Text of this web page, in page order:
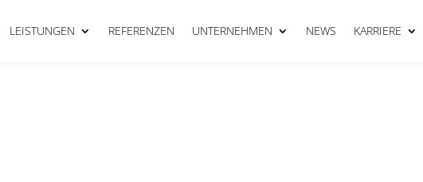
LEISTUNGEN REFERENZEN UNTERNEHMEN NEWS KARRIERE